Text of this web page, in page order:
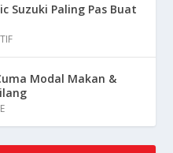
Suzuki Paling Pas Buat
Modal Makan &